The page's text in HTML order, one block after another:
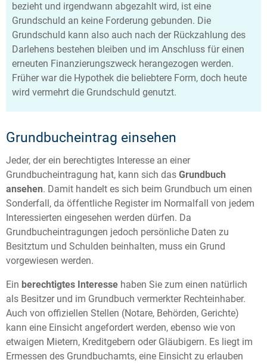
bezieht und irgendwann abgezahlt wird, ist eine
Grundschuld an keine Forderung gebunden. Die
Grundschuld kann also auch nach der Rückzahlung des
Darlehens bestehen bleiben und im Anschluss für einen
erneuten Finanzierungszweck herangezogen werden.
Früher war die Hypothek die beliebtere Form, doch heute
wird vermehrt die Grundschuld genutzt.
Grundbucheintrag einsehen
Jeder, der ein berechtigtes Interesse an einer
Grundbucheintragung hat, kann sich das Grundbuch
ansehen. Damit handelt es sich beim Grundbuch um einen
Sonderfall, da öffentliche Register im Normalfall von jedem
Interessierten eingesehen werden dürfen. Da
Grundbucheintragungen jedoch persönliche Daten zu
Besitztum und Schulden beinhalten, muss ein Grund
vorgewiesen werden.
Ein berechtigtes Interesse haben Sie zum einen natürlich
als Besitzer und im Grundbuch vermerkter Rechteinhaber.
Auch von offiziellen Stellen (Notare, Behörden, Gerichte)
kann eine Einsicht angefordert werden, ebenso wie von
etwaigen Mietern, Kreditgebern oder Gläubigern. Es liegt im
Ermessen des Grundbuchamts, eine Einsicht zu erlauben